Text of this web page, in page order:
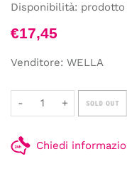
Disponibilità:
€17,45
Venditore: WELLA
- + SOLD OUT
Chiedi